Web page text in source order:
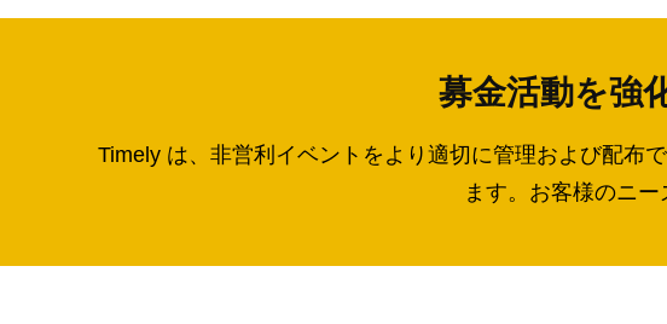
募金活動を強
Timely は、非営利イベントをより適切に管理および配布
ます。お客様のニ